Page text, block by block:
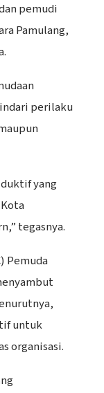
pemudi
Pamulang,
perilaku
yang
tegasnya.
Pemuda
untuk
organisasi.